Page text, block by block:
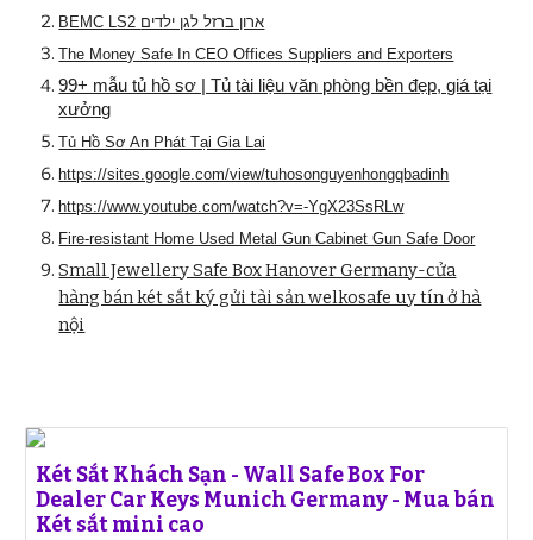
BEMC LS2 ארון ברזל לגן ילדים
The Money Safe In CEO Offices Suppliers and Exporters
99+ mẫu tủ hồ sơ | Tủ tài liệu văn phòng bền đẹp, giá tại
xưởng
Tủ Hồ Sơ An Phát Tại Gia Lai
https://sites.google.com/view/tuhosonguyenhongqbadinh
https://www.youtube.com/watch?v=-YgX23SsRLw
Fire-resistant Home Used Metal Gun Cabinet Gun Safe Door
Small Jewellery Safe Box Hanover Germany-cửa
hàng bán két sắt ký gửi tài sản welkosafe uy tín ở hà
nội
Két Sắt Khách Sạn - Wall Safe Box For
Dealer Car Keys Munich Germany - Mua bán
Két sắt mini cao